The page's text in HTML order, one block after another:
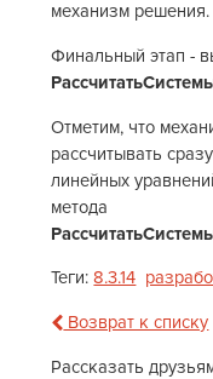
механизм решения.
Финальный этап -
Отметим, что
рассчитывать
линейных
метода
Теги:8.3.14
Возврат к списку
Рассказать